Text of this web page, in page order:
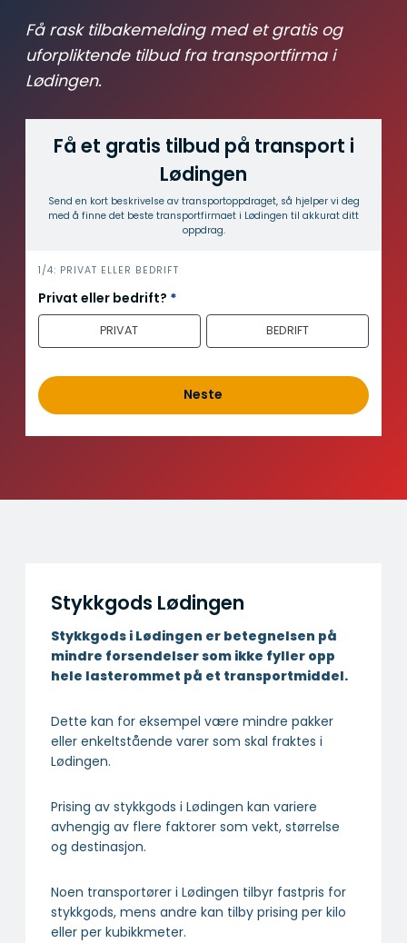
Få rask tilbakemelding med et gratis og
uforpliktende tilbud fra transportfirma i
Lødingen.
Få et gratis tilbud på transport i
Lødingen
Send en kort beskrivelse av transport­oppdraget, så hjelper vi deg
med å finne det beste transport­firmaet i Lødingen til akkurat ditt
oppdrag.
i
n
n
o
d
1/4: PRIVAT ELLER BEDRIFT
Privat eller bedrift? *
PRIVAT BEDRIFT
Neste
Stykkgods Lødingen
Stykkgods i Lødingen er betegnelsen på
mindre forsendelser som ikke fyller opp
hele lasterommet på et transportmiddel.
Dette kan for eksempel være mindre pakker
eller enkeltstående varer som skal fraktes i
Lødingen.
Prising av stykkgods i Lødingen kan variere
avhengig av flere faktorer som vekt, størrelse
og destinasjon.
Noen transportører i Lødingen tilbyr fastpris for
stykkgods, mens andre kan tilby prising per kilo
eller per kubikkmeter.